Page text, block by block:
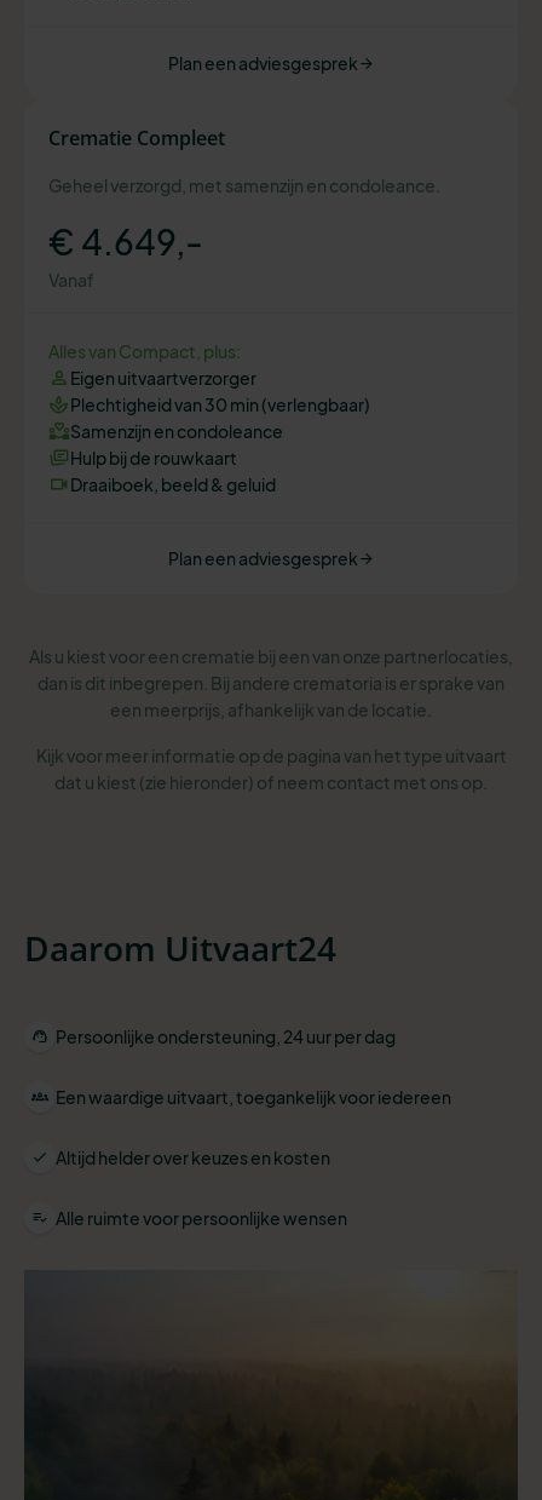
Plan een adviesgesprek
Crematie Compleet
Geheel verzorgd, met samenzijn en condoleance.
€ 4.649,-
Vanaf
Alles van Compact, plus:
Eigen uitvaartverzorger
Plechtigheid van 30 min (verlengbaar)
Samenzijn en condoleance
Hulp bij de rouwkaart
Draaiboek, beeld & geluid
Plan een adviesgesprek
Als u kiest voor een crematie bij een van onze partnerlocaties,
dan is dit inbegrepen. Bij andere crematoria is er sprake van
een meerprijs, afhankelijk van de locatie.
Kijk voor meer informatie op de pagina van het type uitvaart
dat u kiest (zie hieronder) of neem contact met ons op.
Daarom Uitvaart24
Persoonlijke ondersteuning, 24 uur per dag
Een waardige uitvaart, toegankelijk voor iedereen
Altijd helder over keuzes en kosten
Alle ruimte voor persoonlijke wensen